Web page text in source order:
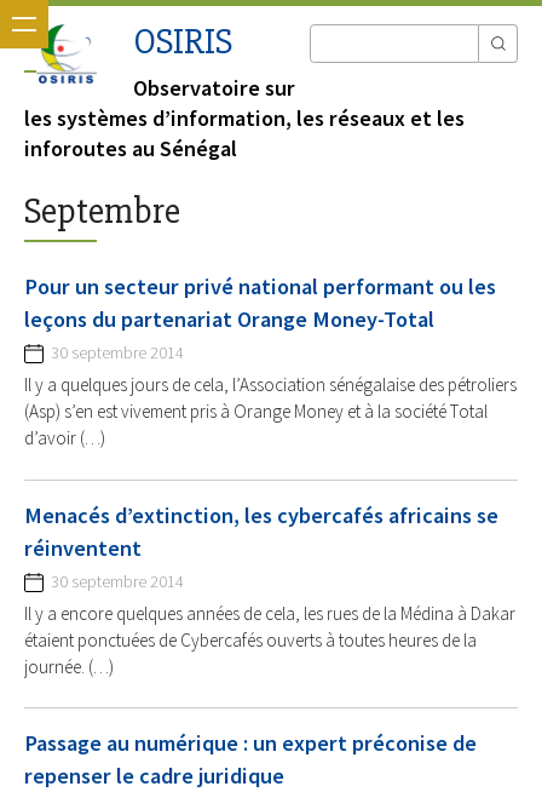
OSIRIS
Observatoire sur
les systèmes d’information, les réseaux et les
inforoutes au Sénégal
Septembre
Pour un secteur privé national performant ou les
leçons du partenariat Orange Money-Total
30 septembre 2014
Il y a quelques jours de cela, l’Association sénégalaise des pétroliers
(Asp) s’en est vivement pris à Orange Money et à la société Total
d’avoir (…)
Menacés d’extinction, les cybercafés africains se
réinventent
30 septembre 2014
Il y a encore quelques années de cela, les rues de la Médina à Dakar
étaient ponctuées de Cybercafés ouverts à toutes heures de la
journée. (…)
Passage au numérique : un expert préconise de
repenser le cadre juridique